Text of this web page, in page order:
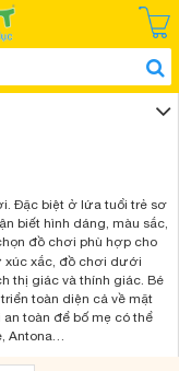
Đặc biệt ở lứa tuổi trẻ sơ
biết hình dáng, màu sắc,
đồ chơi phù hợp cho
xúc xắc, đồ chơi dưới
thị giác và thính giác. Bé
toàn diện cả về mặt
toàn để bố mẹ có thể
Antona…